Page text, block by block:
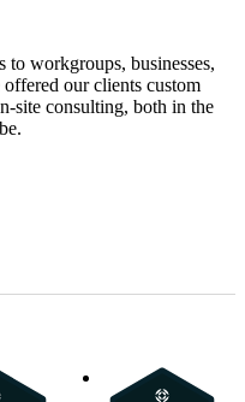
to workgroups, businesses,
our clients custom
site consulting, both in the